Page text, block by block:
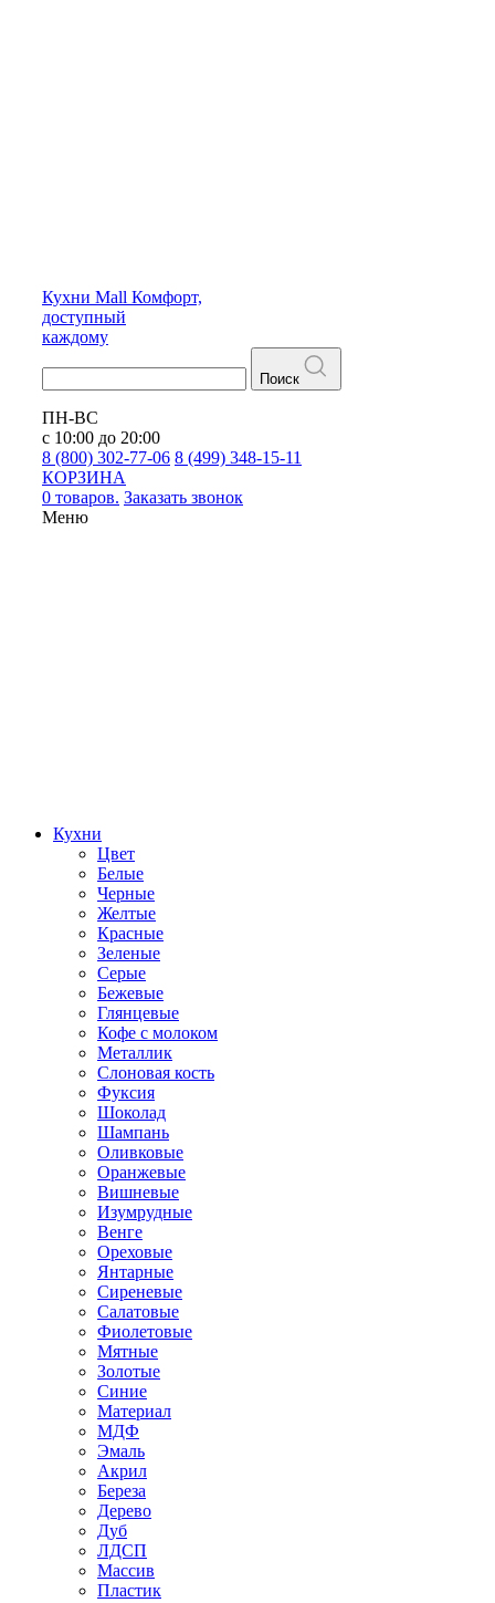
Кухни Mall Комфорт,
доступный
каждому
Поиск
ПН-ВС
с 10:00 до 20:00
8 (800) 302-77-06 8 (499) 348-15-11
КОРЗИНА
0 товаров. Заказать звонок
Меню
Кухни
Цвет
Белые
Черные
Желтые
Красные
Зеленые
Серые
Бежевые
Глянцевые
Кофе с молоком
Металлик
Слоновая кость
Фуксия
Шоколад
Шампань
Оливковые
Оранжевые
Вишневые
Изумрудные
Венге
Ореховые
Янтарные
Сиреневые
Салатовые
Фиолетовые
Мятные
Золотые
Синие
Материал
МДФ
Эмаль
Акрил
Береза
Дерево
Дуб
ЛДСП
Массив
Пластик